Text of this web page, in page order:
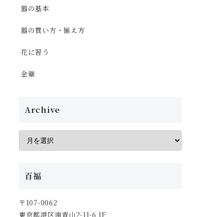
器の基本
器の買い方・揃え方
花に習う
金継
Archive
百福
〒107-0062
東京都港区南青山2-11-6 1F